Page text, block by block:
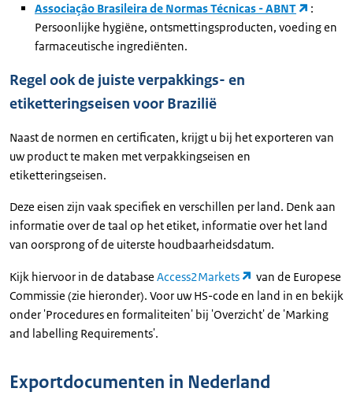
Associaçâo Brasileira de Normas Técnicas - ABNT
:
Persoonlijke hygiëne, ontsmettingsproducten, voeding en
farmaceutische ingrediënten.
Regel ook de juiste verpakkings- en
etiketteringseisen voor Brazilië
Naast de normen en certificaten, krijgt u bij het exporteren van
uw product te maken met verpakkingseisen en
etiketteringseisen.
Deze eisen zijn vaak specifiek en verschillen per land. Denk aan
informatie over de taal op het etiket, informatie over het land
van oorsprong of de uiterste houdbaarheidsdatum.
Kijk hiervoor in de database Access2Markets
van de Europese
Commissie (zie hieronder). Voor uw HS-code en land in en bekijk
onder 'Procedures en formaliteiten' bij 'Overzicht' de 'Marking
and labelling Requirements'.
Exportdocumenten in Nederland